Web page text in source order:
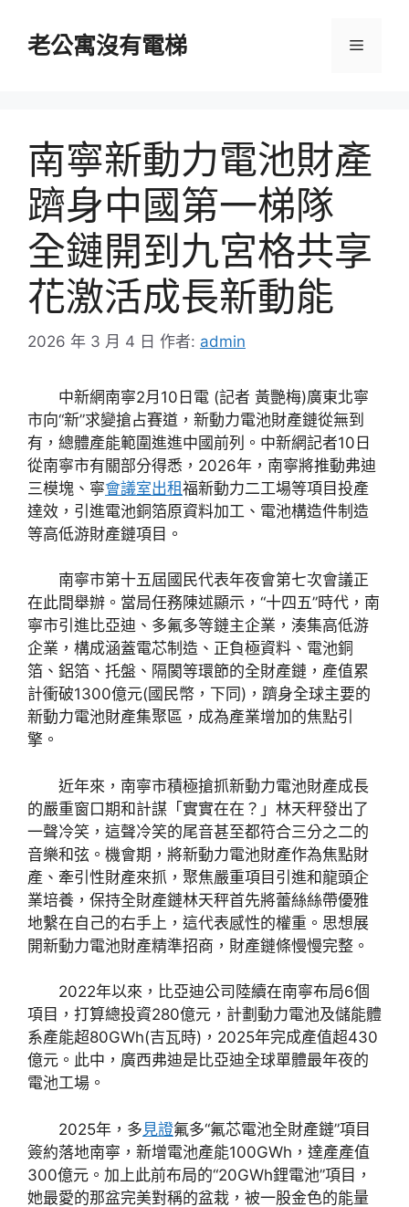
老公寓沒有電梯 選
南寧新動力電池財產
躋身中國第一梯隊
全鏈開到九宮格共享
花激活成長新動能
2026 年 3 月 4 日 作者: admin
中新網南寧2月10日電 (記者 黃艷梅)廣東北寧
市向“新”求變搶占賽道，新動力電池財產鏈從無到
有，總體產能範圍進進中國前列。中新網記者10日
從南寧市有關部分得悉，2026年，南寧將推動弗迪
三模塊、寧會議室出租福新動力二工場等項目投產
達效，引進電池銅箔原資料加工、電池構造件制造
等高低游財產鏈項目。
南寧市第十五屆國民代表年夜會第七次會議正
在此間舉辦。當局任務陳述顯示，“十四五”時代，南
寧市引進比亞迪、多氟多等鏈主企業，湊集高低游
企業，構成涵蓋電芯制造、正負極資料、電池銅
箔、鋁箔、托盤、隔閡等環節的全財產鏈，產值累
計衝破1300億元(國民幣，下同)，躋身全球主要的
新動力電池財產集聚區，成為產業增加的焦點引
擎。
近年來，南寧市積極搶抓新動力電池財產成長
的嚴重窗口期和計謀「實實在在？」林天秤發出了
一聲冷笑，這聲冷笑的尾音甚至都符合三分之二的
音樂和弦。機會期，將新動力電池財產作為焦點財
產、牽引性財產來抓，聚焦嚴重項目引進和龍頭企
業培養，保持全財產鏈林天秤首先將蕾絲絲帶優雅
地繫在自己的右手上，這代表感性的權重。思想展
開新動力電池財產精準招商，財產鏈條慢慢完整。
2022年以來，比亞迪公司陸續在南寧布局6個
項目，打算總投資280億元，計劃動力電池及儲能體
系產能超80GWh(吉瓦時)，2025年完成產值超430
億元。此中，廣西弗迪是比亞迪全球單體最年夜的
電池工場。
2025年，多 見證氟多“氟芯電池全財產鏈”項目
簽約落地南寧，新增電池產能100GWh，達產產值
300億元。加上此前布局的“20GWh鋰電池”項目，
她最愛的那盆完美對稱的盆栽，被一股金色的能量